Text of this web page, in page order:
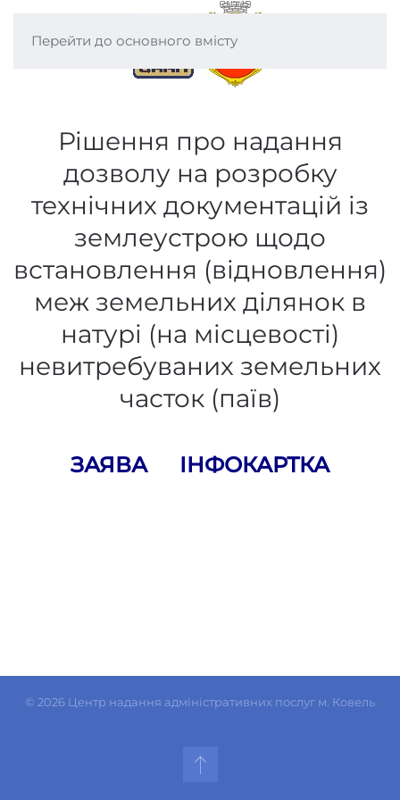
Перейти до основного вмісту
Рішення про надання
дозволу на розробку
технічних документацій із
землеустрою щодо
встановлення (відновлення)
меж земельних ділянок в
натурі (на місцевості)
невитребуваних земельних
часток (паїв)
ЗАЯВА ІНФОКАРТКА
© 2026 Центр надання адміністративних послуг м. Ковель